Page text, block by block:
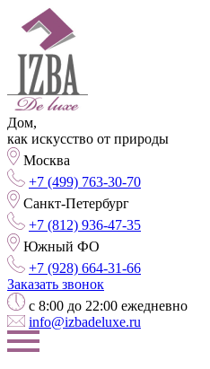
Дом,
как искусство от природы
Москва
+7 (499) 763-30-70
Санкт-Петербург
+7 (812) 936-47-35
Южный ФО
+7 (928) 664-31-66
Заказать звонок
с 8:00 до 22:00 ежедневно
info@izbadeluxe.ru